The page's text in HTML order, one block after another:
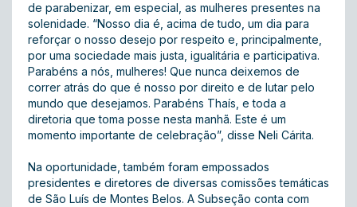
de parabenizar, em especial, as mulheres presentes na
solenidade. “Nosso dia é, acima de tudo, um dia para
reforçar o nosso desejo por respeito e, principalmente,
por uma sociedade mais justa, igualitária e participativa.
Parabéns a nós, mulheres! Que nunca deixemos de
correr atrás do que é nosso por direito e de lutar pelo
mundo que desejamos. Parabéns Thaís, e toda a
diretoria que toma posse nesta manhã. Este é um
momento importante de celebração”, disse Neli Cárita.
Na oportunidade, também foram empossados
presidentes e diretores de diversas comissões temáticas
de São Luís de Montes Belos. A Subseção conta com